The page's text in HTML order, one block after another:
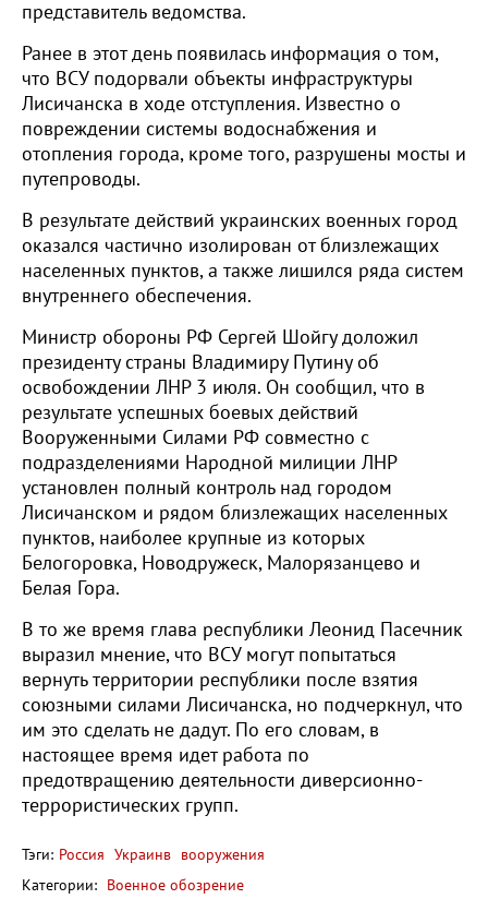
представитель ведомства.
Ранее в этот день появилась информация о том,
что ВСУ подорвали объекты инфраструктуры
Лисичанска в ходе отступления. Известно о
повреждении системы водоснабжения и
отопления города, кроме того, разрушены мосты и
путепроводы.
В результате действий украинских военных город
оказался частично изолирован от близлежащих
населенных пунктов, а также лишился ряда систем
внутреннего обеспечения.
Министр обороны РФ Сергей Шойгу доложил
президенту страны Владимиру Путину об
освобождении ЛНР 3 июля. Он сообщил, что в
результате успешных боевых действий
Вооруженными Силами РФ совместно с
подразделениями Народной милиции ЛНР
установлен полный контроль над городом
Лисичанском и рядом близлежащих населенных
пунктов, наиболее крупные из которых
Белогоровка, Новодружеск, Малорязанцево и
Белая Гора.
В то же время глава республики Леонид Пасечник
выразил мнение, что ВСУ могут попытаться
вернуть территории республики после взятия
союзными силами Лисичанска, но подчеркнул, что
им это сделать не дадут. По его словам, в
настоящее время идет работа по
предотвращению деятельности диверсионно-
террористических групп.
Тэги: Россия Украинв вооружения
Категории: Военное обозрение